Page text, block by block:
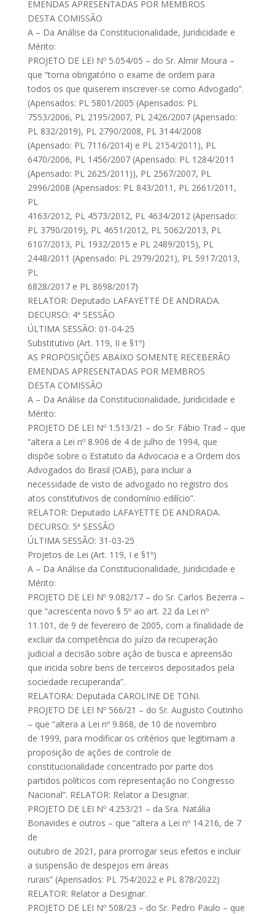
EMENDAS APRESENTADAS POR MEMBROS
DESTA COMISSÃO
A – Da Análise da Constitucionalidade, Juridicidade e
Mérito:
PROJETO DE LEI Nº 5.054/05 – do Sr. Almir Moura –
que “torna obrigatório o exame de ordem para
todos os que quiserem inscrever-se como Advogado”.
(Apensados: PL 5801/2005 (Apensados: PL
7553/2006, PL 2195/2007, PL 2426/2007 (Apensado:
PL 832/2019), PL 2790/2008, PL 3144/2008
(Apensado: PL 7116/2014) e PL 2154/2011), PL
6470/2006, PL 1456/2007 (Apensado: PL 1284/2011
(Apensado: PL 2625/2011)), PL 2567/2007, PL
2996/2008 (Apensados: PL 843/2011, PL 2661/2011,
PL
4163/2012, PL 4573/2012, PL 4634/2012 (Apensado:
PL 3790/2019), PL 4651/2012, PL 5062/2013, PL
6107/2013, PL 1932/2015 e PL 2489/2015), PL
2448/2011 (Apensado: PL 2979/2021), PL 5917/2013,
PL
6828/2017 e PL 8698/2017)
RELATOR: Deputado LAFAYETTE DE ANDRADA.
DECURSO: 4ª SESSÃO
ÚLTIMA SESSÃO: 01-04-25
Substitutivo (Art. 119, II e §1º)
AS PROPOSIÇÕES ABAIXO SOMENTE RECEBERÃO
EMENDAS APRESENTADAS POR MEMBROS
DESTA COMISSÃO
A – Da Análise da Constitucionalidade, Juridicidade e
Mérito:
PROJETO DE LEI Nº 1.513/21 – do Sr. Fábio Trad – que
“altera a Lei nº 8.906 de 4 de julho de 1994, que
dispõe sobre o Estatuto da Advocacia e a Ordem dos
Advogados do Brasil (OAB), para incluir a
necessidade de visto de advogado no registro dos
atos constitutivos de condomínio edilício”.
RELATOR: Deputado LAFAYETTE DE ANDRADA.
DECURSO: 5ª SESSÃO
ÚLTIMA SESSÃO: 31-03-25
Projetos de Lei (Art. 119, I e §1º)
A – Da Análise da Constitucionalidade, Juridicidade e
Mérito:
PROJETO DE LEI Nº 9.082/17 – do Sr. Carlos Bezerra –
que “acrescenta novo § 5º ao art. 22 da Lei nº
11.101, de 9 de fevereiro de 2005, com a finalidade de
excluir da competência do juízo da recuperação
judicial a decisão sobre ação de busca e apreensão
que incida sobre bens de terceiros depositados pela
sociedade recuperanda”.
RELATORA: Deputada CAROLINE DE TONI.
PROJETO DE LEI Nº 566/21 – do Sr. Augusto Coutinho
– que “altera a Lei nº 9.868, de 10 de novembro
de 1999, para modificar os critérios que legitimam a
proposição de ações de controle de
constitucionalidade concentrado por parte dos
partidos políticos com representação no Congresso
Nacional”. RELATOR: Relator a Designar.
PROJETO DE LEI Nº 4.253/21 – da Sra. Natália
Bonavides e outros – que “altera a Lei nº 14.216, de 7
de
outubro de 2021, para prorrogar seus efeitos e incluir
a suspensão de despejos em áreas
rurais” (Apensados: PL 754/2022 e PL 878/2022)
RELATOR: Relator a Designar.
PROJETO DE LEI Nº 508/23 – do Sr. Pedro Paulo – que